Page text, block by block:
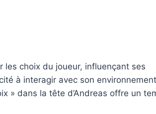
les choix du joueur, influençant ses
à interagir avec son
» dans la tête d’Andreas offre un